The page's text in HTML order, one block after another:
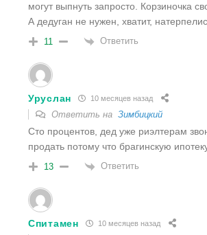
могут выпнуть запросто. Корзиночка
А дедуган не нужен, хватит,
11 Ответить
Уруслан 10 месяцев назад
Ответить на Зимбицкий
Сто процентов, дед уже риэлтерам
продать потому что брагинскую
13 Ответить
Спитамен 10 месяцев назад